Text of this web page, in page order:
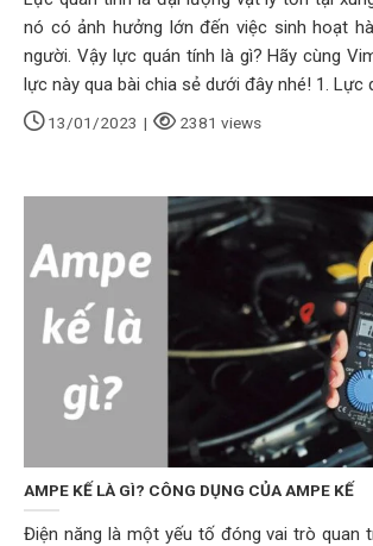
nó có ảnh hưởng lớn đến việc sinh hoạt
người. Vậy lực quán tính là gì? Hãy cùng
lực này qua bài chia sẻ dưới đây nhé! 1. Lực
13/01/2023 | 2381 views
AMPE KẾ LÀ GÌ? CÔNG DỤNG CỦA AMPE KẾ
Điện năng là một yếu tố đóng vai trò quan